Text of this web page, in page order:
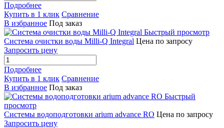
Подробнее
Купить в 1 клик Сравнение
В избранное Под заказ
Быстрый просмотр
Система очистки воды Milli-Q Integral Цена по запросу
Запросить цену
Подробнее
Купить в 1 клик Сравнение
В избранное Под заказ
Быстрый
просмотр
Системы водоподготовки arium advance RO Цена по запросу
Запросить цену